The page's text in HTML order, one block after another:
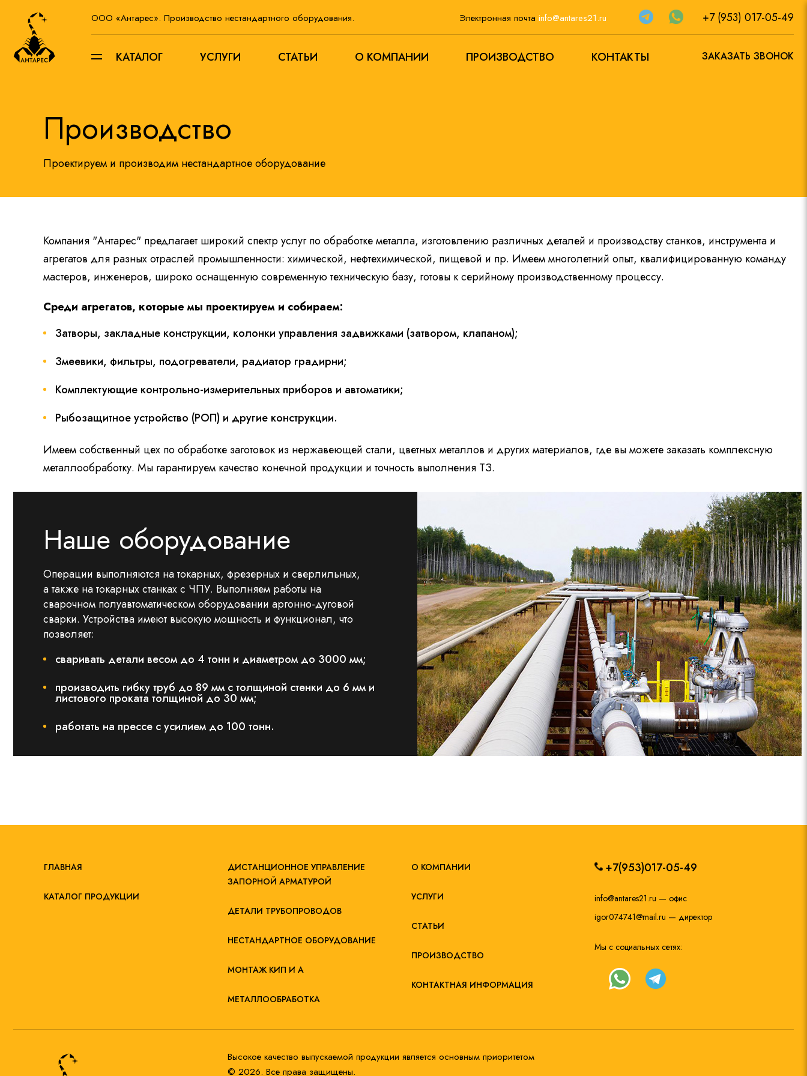
ООО «Антарес». Производство нестандартного оборудования. Электронная почта info@antares21.ru +7 (953) 017-05-49
КАТАЛОГ УСЛУГИ СТАТЬИ О КОМПАНИИ ПРОИЗВОДСТВО КОНТАКТЫ ЗАКАЗАТЬ ЗВОНОК
Производство
Проектируем и производим нестандартное оборудование
Компания "Антарес" предлагает широкий спектр услуг по обработке металла, изготовлению различных деталей и производству станков, инструмента и
агрегатов для разных отраслей промышленности: химической, нефтехимической, пищевой и пр. Имеем многолетний опыт, квалифицированную команду
мастеров, инженеров, широко оснащенную современную техническую базу, готовы к серийному производственному процессу.
Среди агрегатов, которые мы проектируем и собираем:
Затворы, закладные конструкции, колонки управления задвижками (затвором, клапаном);
Змеевики, фильтры, подогреватели, радиатор градирни;
Комплектующие контрольно-измерительных приборов и автоматики;
Рыбозащитное устройство (РОП) и другие конструкции.
Имеем собственный цех по обработке заготовок из нержавеющей стали, цветных металлов и других материалов, где вы можете заказать комплексную
металлообработку. Мы гарантируем качество конечной продукции и точность выполнения ТЗ.
Наше оборудование
Операции выполняются на токарных, фрезерных и сверлильных,
а также на токарных станках с ЧПУ. Выполняем работы на
сварочном полуавтоматическом оборудовании аргонно-дуговой
сварки. Устройства имеют высокую мощность и функционал, что
позволяет:
сваривать детали весом до 4 тонн и диаметром до 3000 мм;
производить гибку труб до 89 мм с толщиной стенки до 6 мм и
листового проката толщиной до 30 мм;
работать на прессе с усилием до 100 тонн.
ГЛАВНАЯ
КАТАЛОГ ПРОДУКЦИИ
ДИСТАНЦИОННОЕ УПРАВЛЕНИЕ
ЗАПОРНОЙ АРМАТУРОЙ
ДЕТАЛИ ТРУБОПРОВОДОВ
НЕСТАНДАРТНОЕ ОБОРУДОВАНИЕ
МОНТАЖ КИП И А
МЕТАЛЛООБРАБОТКА
О КОМПАНИИ
УСЛУГИ
СТАТЬИ
ПРОИЗВОДСТВО
КОНТАКТНАЯ ИНФОРМАЦИЯ
+7(953)017-05-49
info@antares21.ru — офис
igor074741@mail.ru — директор
Мы с социальных сетях:
Высокое качество выпускаемой продукции является основным приоритетом
© 2026. Все права защищены.